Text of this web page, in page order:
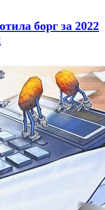
борг за 2022